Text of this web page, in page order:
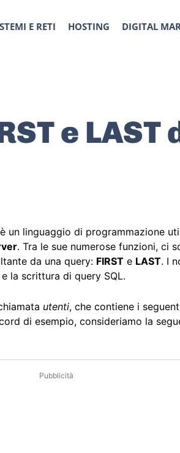
E RETI HOSTING DIGITAL
e LAST
un linguaggio di programmazione
. Tra le sue numerose funzioni, ci
da una query: FIRST e LAST. I
la scrittura di query SQL.
utenti, che contiene i
di esempio, consideriamo la
Pubblicità